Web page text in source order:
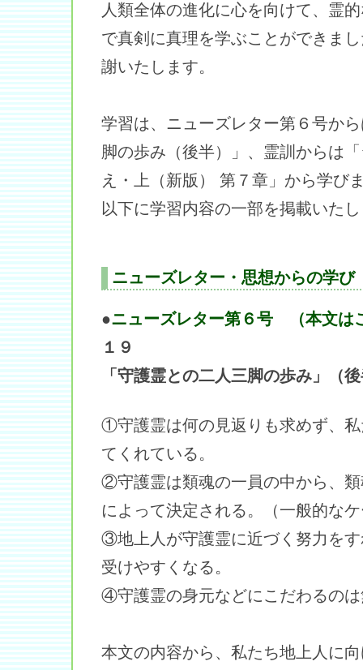
人類全体の進化に心を向けて、霊
で真剣に真理を学ぶことができま
謝いたします。
学習は、ニューズレター第６号か
脚の歩み（後半）」、霊訓からは
え・上（新版） 第７章」から学び
以下に学習内容の一部を掲載いた
ニューズレター・思想からの学び
●ニューズレター第６号 （本文は
１９
「守護霊との二人三脚の歩み」（
①守護霊は何の見返りも求めず、
てくれている。
②守護霊は類魂の一員の中から、
によって決定される。（一般的な
③地上人が守護霊に近づく努力を
受けやすくなる。
④守護霊の身元などにこだわるの
本文の内容から、私たち地上人に